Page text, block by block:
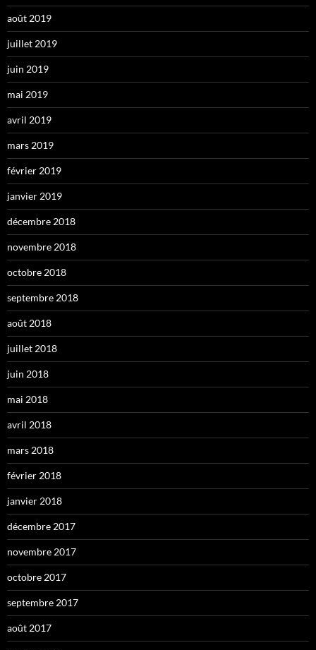
août 2019
juillet 2019
juin 2019
mai 2019
avril 2019
mars 2019
février 2019
janvier 2019
décembre 2018
novembre 2018
octobre 2018
septembre 2018
août 2018
juillet 2018
juin 2018
mai 2018
avril 2018
mars 2018
février 2018
janvier 2018
décembre 2017
novembre 2017
octobre 2017
septembre 2017
août 2017